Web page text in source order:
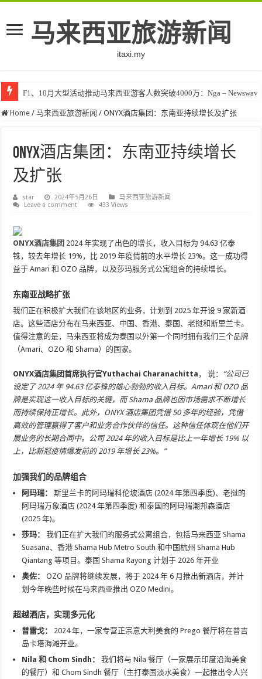
马来西亚旅游新闻
itaxi.my
F1、10月大型活动推动马来西亚游客人数突破4000万：Nga – Newswav
Home / 马来西亚旅游新闻 / ONYX酒店集团：东南亚持续增长及扩张
ONYX酒店集团：东南亚持续增长
及扩张
star 2024年5月26日
马来西亚旅游新闻
Leave a comment
433 Views
ONYX酒店集团 2024 年实现了出色的增长，收入目标为 94.63 亿泰
铢，较去年增长 19%，比 2019 年疫情前的水平增长 23%。这一成功得
益于 Amari 和 OZO 品牌，以及莎玛服务式公寓组合的持续增长。
东南亚战略扩张
我们正在积极扩大我们在该地区的业务，计划到 2025 年开设 9 家新酒
店。这些酒店分布在马来西亚、中国、香港、泰国、老挝和斯里兰卡。
值得注意的是，马来西亚将成为泰国以外第一个同时拥有我们三个品牌
（Amari、OZO 和 Shama）的国家。
ONYX酒店集团首席执行官Yuthachai Charanachitta ， 说： “公司已
设定了 2024 年 94.63 亿泰铢的雄心勃勃的收入目标。Amari 和 OZO 品
牌是实现这一收入目标的关键，而 Shama 品牌也因市场需求不断增长
而持续保持正增长。此外，ONYX 酒店集团凭借 50 多年的经验，凭借
高效的管理赢得了客户和业务合作伙伴的信任。这种信任体现在他们开
展业务的长期合同中。公司 2024 年的收入目标是比上一年增长 19% 以
上，比新冠疫情爆发前的 2019 年增长 23%。”
加强我们的品牌组合
阿玛瑞：
斯里兰卡的阿玛瑞科伦坡酒店 (2024 年第四季度)、老挝的
阿玛瑞万象酒店 (2024 年第四季度) 和泰国的阿玛瑞潮邦森酒店
(2025 年)。
莎玛：
我们正在扩大我们的服务式公寓组合，包括马来西亚 Shama
Suasana、香港 Shama Hub Metro South 和中国杭州 Shama Hub
Qiantang 等项目。泰国 Shama Rayong 计划于 2026 年开业
奥佐：
OZO 品牌将继续发展，将于 2024 年 6 月推出新酒店，并计
划今年晚些时候在马来西亚推出 OZO Medini。
超越酒店，实现多元化
普雷戈：
2024 年，一家专营正宗意大利美食的 Prego 餐厅将在普吉
岛卡塔海滩开业。
Nila 和 Chom Sindh：
我们将与 Nila 餐厅（一家展示印度沿海美食
的餐厅）和 Chom Sindh 餐厅（主打泰国淡水美食）一起推出令人兴